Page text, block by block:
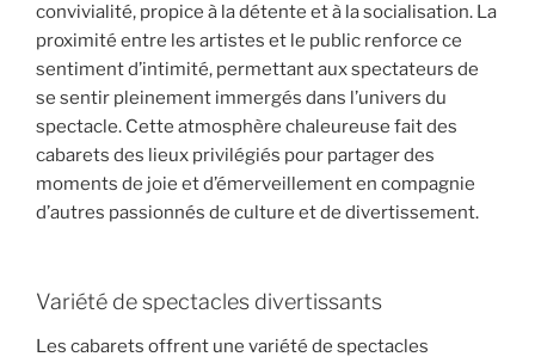
convivialité, propice à la détente et à la socialisation. La
proximité entre les artistes et le public renforce ce
sentiment d’intimité, permettant aux spectateurs de
se sentir pleinement immergés dans l’univers du
spectacle. Cette atmosphère chaleureuse fait des
cabarets des lieux privilégiés pour partager des
moments de joie et d’émerveillement en compagnie
d’autres passionnés de culture et de divertissement.
Variété de spectacles divertissants
Les cabarets offrent une variété de spectacles